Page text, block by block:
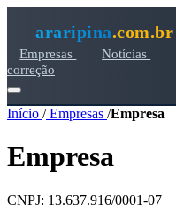
araripina.com.br
Empresas Notícias
correção
Início /Empresas /Empresa
Empresa
CNPJ: 13.637.916/0001-07